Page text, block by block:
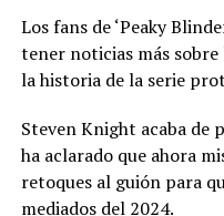
Los fans de ‘Peaky
tener noticias más
la historia de la serie
Steven Knight acaba de
ha aclarado que ahora
retoques al guión para
mediados del 2024.